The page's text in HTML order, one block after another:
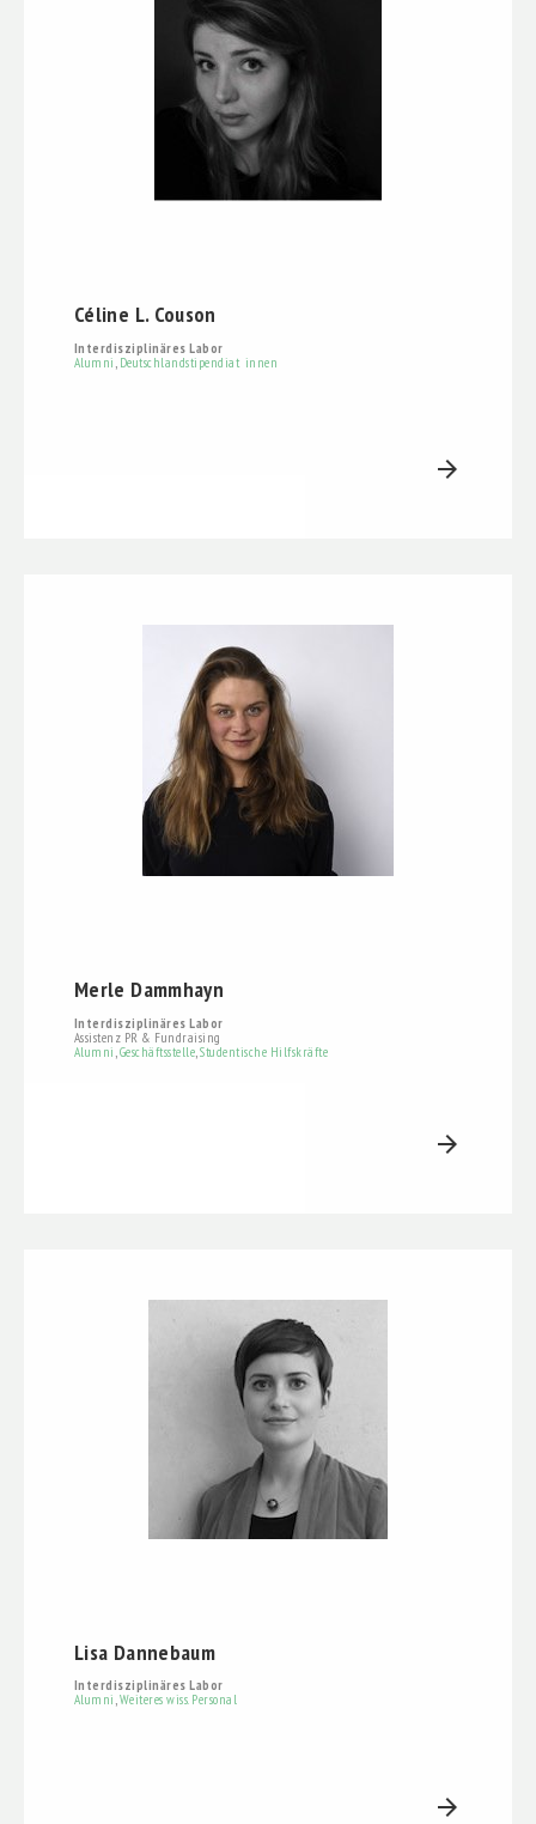
Céline L. Couson
Interdisziplinäres Labor
Alumni Deutschlandstipendiat_innen
arrow_forward
Merle Dammhayn
Interdisziplinäres Labor
Assistenz PR & Fundraising
Alumni Geschäftsstelle ,Studentische Hilfskräfte
arrow_forward
Lisa Dannebaum
Interdisziplinäres Labor
Alumni ,Weiteres wiss. Personal
arrow_forward